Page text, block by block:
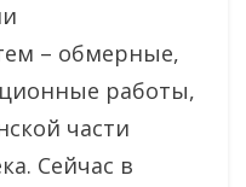
– обмерные,
работы,
части
Сейчас в